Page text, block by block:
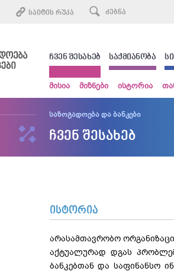
ᲡᲐᲘᲢᲘᲡ ᲠᲣᲙᲐ
ᲩᲕᲔᲜ ᲨᲔᲡᲐᲮᲔᲑ
მისია მიზნები ისტორია
ᲡᲐᲥᲛᲘᲐᲜᲝᲑᲐ
საზოგადოება და ბანკები
ჩვენ შესახებ
ისტორია
არასამთავრობო
აქტუალურად დგას
ბანკებთან და საფინანსო